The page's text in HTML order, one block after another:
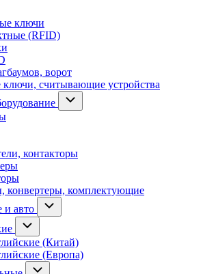
ключи
(RFID)
ворот
ключи, считывающие устройства
контакторы
конвертеры, комплектующие
и авто
(Китай)
(Европа)